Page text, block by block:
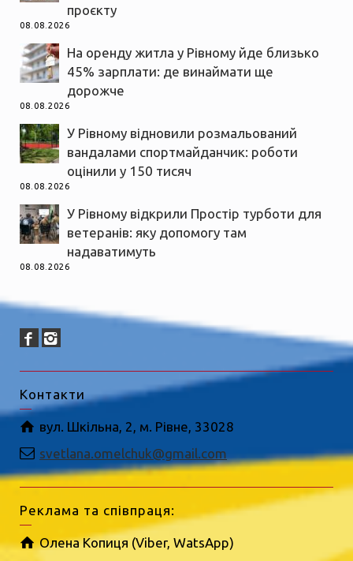
проєкту
08.08.2026
На оренду житла у Рівному йде близько
45% зарплати: де винаймати ще
дорожче
08.08.2026
У Рівному відновили розмальований
вандалами спортмайданчик: роботи
оцінили у 150 тисяч
08.08.2026
У Рівному відкрили Простір турботи для
ветеранів: яку допомогу там
надаватимуть
08.08.2026
Контакти
вул. Шкільна, 2, м. Рівне, 33028
svetlana.omelchuk@gmail.com
Реклама та співпраця:
Олена Копиця (Viber, WatsApp)